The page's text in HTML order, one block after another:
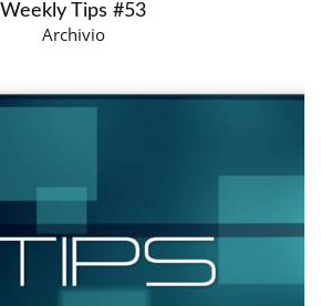
Weekly Tips #53
Archivio